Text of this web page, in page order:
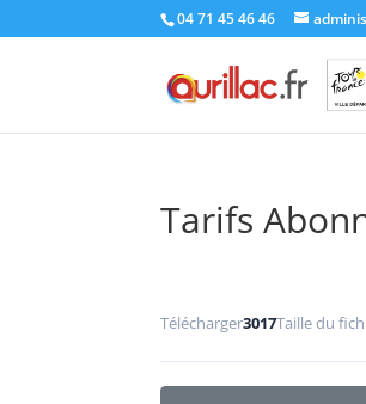
04 71 45 46 46
Tarifs
Télécharger3017Taille du